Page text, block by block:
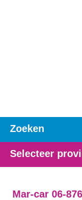
Zoeken
Selecteer
Mar-car 06-